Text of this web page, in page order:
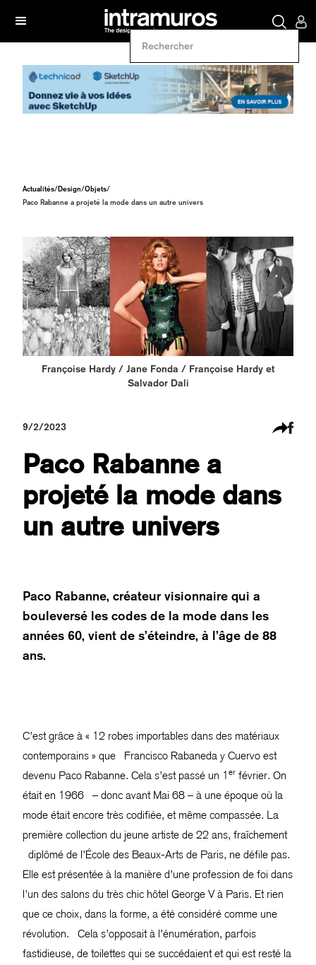
Actualités/Design/Objets/
Paco Rabanne a projeté la mode dans un autre univers
Françoise Hardy / Jane Fonda / Françoise Hardy et
Salvador Dali
9/2/2023
Paco Rabanne a
projeté la mode dans
un autre univers
Paco Rabanne, créateur visionnaire qui a
bouleversé les codes de la mode dans les
années 60, vient de s’éteindre, à l’âge de 88
ans.
C’est grâce à « 12 robes importables dans des matériaux
contemporains » que Francisco Rabaneda y Cuervo est
devenu Paco Rabanne. Cela s’est passé un 1 er février. On
était en 1966 – donc avant Mai 68 – à une époque où la
mode était encore très codifiée, et même compassée. La
première collection du jeune artiste de 22 ans, fraîchement
diplômé de l’École des Beaux-Arts de Paris, ne défile pas.
Elle est présentée à la manière d’une profession de foi dans
l’un des salons du très chic hôtel George V à Paris. Et rien
que ce choix, dans la forme, a été considéré comme une
révolution. Cela s’opposait à l’énumération, parfois
fastidieuse, de toilettes qui se succédaient et qui est resté la